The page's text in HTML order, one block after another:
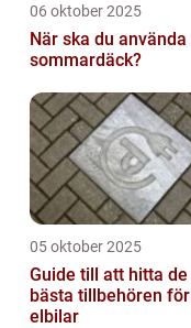
06 oktober 2025
När ska du använda
sommardäck?
05 oktober 2025
Guide till att hitta de
bästa tillbehören för
elbilar